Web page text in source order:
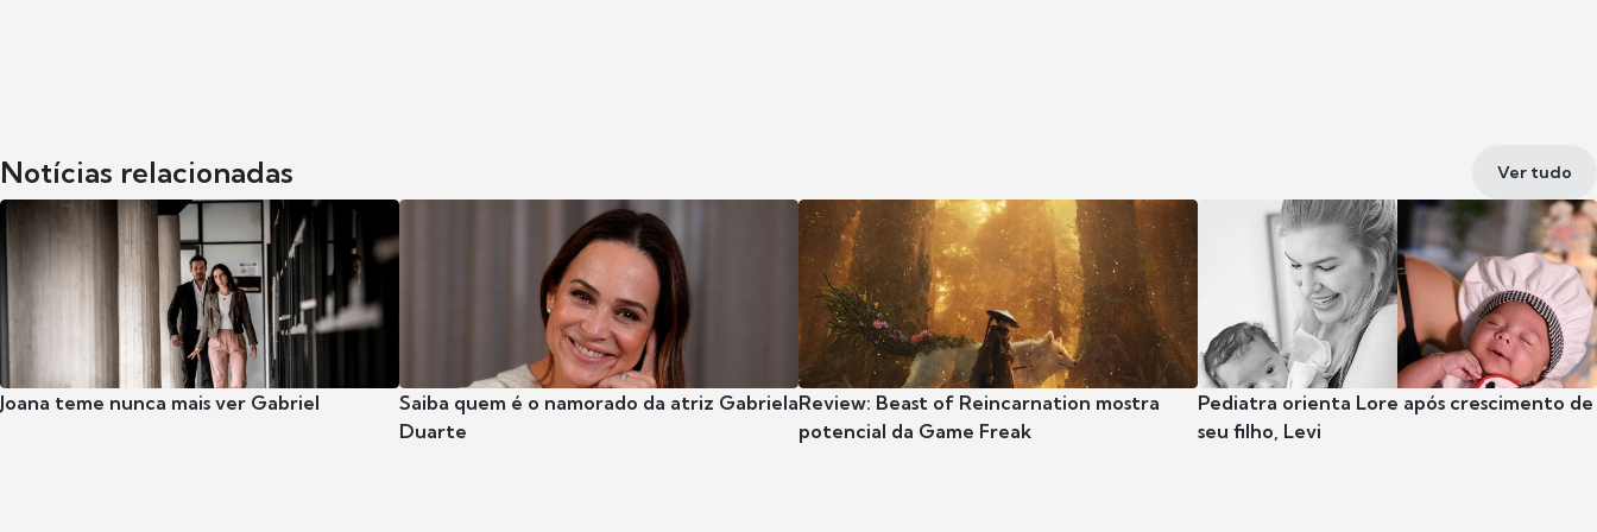
Notícias relacionadas Ver tudo
Joana teme nunca mais ver Gabriel
Saiba quem é o namorado da atriz Gabriela
Duarte
Review: Beast of Reincarnation mostra
potencial da Game Freak
Pediatra orienta Lore após crescimento de
seu filho, Levi